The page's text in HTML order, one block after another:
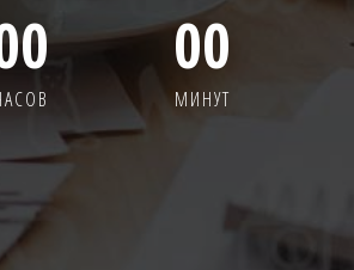
00
МИНУТ